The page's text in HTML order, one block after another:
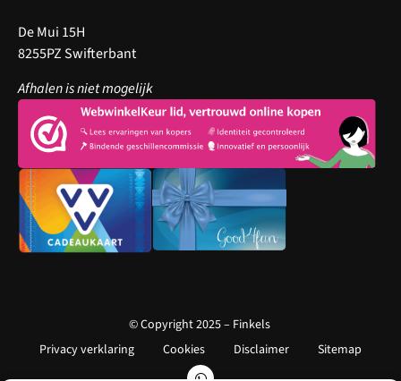
De Mui 15H
8255PZ Swifterbant
Afhalen is niet mogelijk
© Copyright 2025 – Finkels
Privacy verklaring
Cookies Disclaimer Sitemap